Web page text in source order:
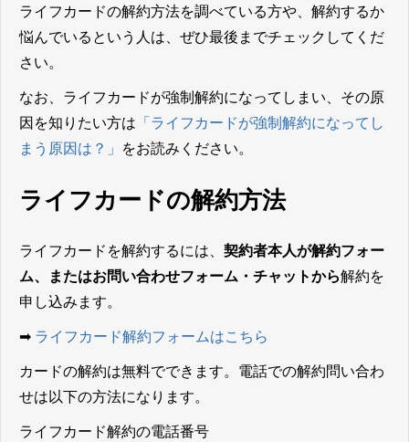
ライフカードの解約方法を調べている方や、解約するか
悩んでいるという人は、ぜひ最後までチェックしてくだ
さい。
なお、ライフカードが強制解約になってしまい、その原
因を知りたい方は 「ライフカードが強制解約になってし
まう原因は？」
をお読みください。
ライフカードの解約方法
ライフカードを解約するには、 契約者本人が解約フォー
ム、またはお問い合わせフォーム・チャットから解約を
申し込みます。
➡ ライフカード解約フォームはこちら
カードの解約は無料でできます。電話での解約問い合わ
せは以下の方法になります。
ライフカード解約の電話番号